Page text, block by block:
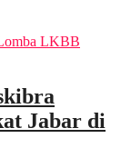
Jabar di